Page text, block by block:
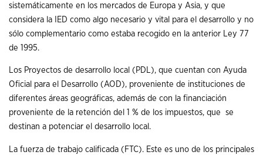
sistemáticamente en los mercados de Europa y Asia, y que
considera la IED como algo necesario y vital para el desarrollo y no
sólo complementario como estaba recogido en la anterior Ley 77
de 1995.
Los Proyectos de desarrollo local (PDL), que cuentan con Ayuda
Oficial para el Desarrollo (AOD), proveniente de instituciones de
diferentes áreas geográficas, además de con la financiación
proveniente de la retención del 1 % de los impuestos, que se
destinan a potenciar el desarrollo local.
La fuerza de trabajo calificada (FTC). Este es uno de los principales